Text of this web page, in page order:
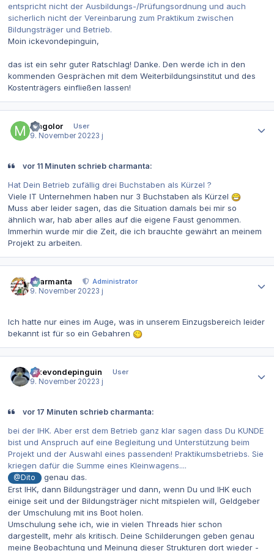
entspricht nicht der Ausbildungs-/Prüfungsordnung und auch
sicherlich nicht der Vereinbarung zum Praktikum zwischen
Bildungsträger und Betrieb.
Moin ickevondepinguin,
das ist ein sehr guter Ratschlag! Danke. Den werde ich in den
kommenden Gesprächen mit dem Weiterbildungsinstitut und des
Kostenträgers einfließen lassen!
Magolor
User
9. November 20223 j
vor 11 Minuten schrieb charmanta:
Hat Dein Betrieb zufällig drei Buchstaben als Kürzel ?
Viele IT Unternehmen haben nur 3 Buchstaben als Kürzel
Muss aber leider sagen, das die Situation damals bei mir so
ähnlich war, hab aber alles auf die eigene Faust genommen.
Immerhin wurde mir die Zeit, die ich brauchte gewährt an meinem
Projekt zu arbeiten.
charmanta
Administrator
9. November 20223 j
Ich hatte nur eines im Auge, was in unserem Einzugsbereich leider
bekannt ist für so ein Gebahren
ickevondepinguin
User
9. November 20223 j
vor 17 Minuten schrieb charmanta:
bei der IHK. Aber erst dem Betrieb ganz klar sagen dass Du KUNDE
bist und Anspruch auf eine Begleitung und Unterstützung beim
Projekt und der Auswahl eines passenden! Praktikumsbetriebs. Sie
kriegen dafür die Summe eines Kleinwagens....
@Dito
genau das.
Erst IHK, dann Bildungsträger und dann, wenn Du und IHK euch
einige seit und der Bildungsträger nicht mitspielen will, Geldgeber
der Umschulung mit ins Boot holen.
Umschulung sehe ich, wie in vielen Threads hier schon
dargestellt, mehr als kritisch. Deine Schilderungen geben genau
meine Beobachtung und Meinung dieser Strukturen dort wieder -